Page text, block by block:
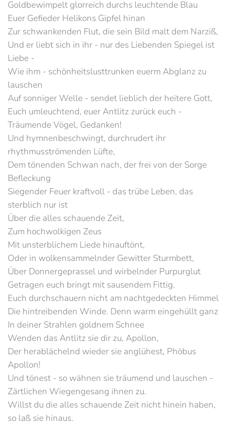
Goldbewimpelt glorreich durchs leuchtende Blau
Euer Gefieder Helikons Gipfel hinan
Zur schwankenden Flut, die sein Bild malt dem Narziß,
Und er liebt sich in ihr - nur des Liebenden Spiegel ist
Liebe -
Wie ihm - schönheitslusttrunken euerm Abglanz zu
lauschen
Auf sonniger Welle - sendet lieblich der heitere Gott,
Euch umleuchtend, euer Antlitz zurück euch -
Träumende Vögel, Gedanken!
Und hymnenbeschwingt, durchrudert ihr
rhythmusströmenden Lüfte,
Dem tönenden Schwan nach, der frei von der Sorge
Befleckung
Siegender Feuer kraftvoll - das trübe Leben, das
sterblich nur ist
Über die alles schauende Zeit,
Zum hochwolkigen Zeus
Mit unsterblichem Liede hinauftönt,
Oder in wolkensammelnder Gewitter Sturmbett,
Über Donnergeprassel und wirbelnder Purpurglut
Getragen euch bringt mit sausendem Fittig.
Euch durchschauern nicht am nachtgedeckten Himmel
Die hintreibenden Winde. Denn warm eingehüllt ganz
In deiner Strahlen goldnem Schnee
Wenden das Antlitz sie dir zu, Apollon,
Der herablächelnd wieder sie anglühest, Phöbus
Apollon!
Und tönest - so wähnen sie träumend und lauschen -
Zärtlichen Wiegengesang ihnen zu.
Willst du die alles schauende Zeit nicht hinein haben,
so laß sie hinaus.